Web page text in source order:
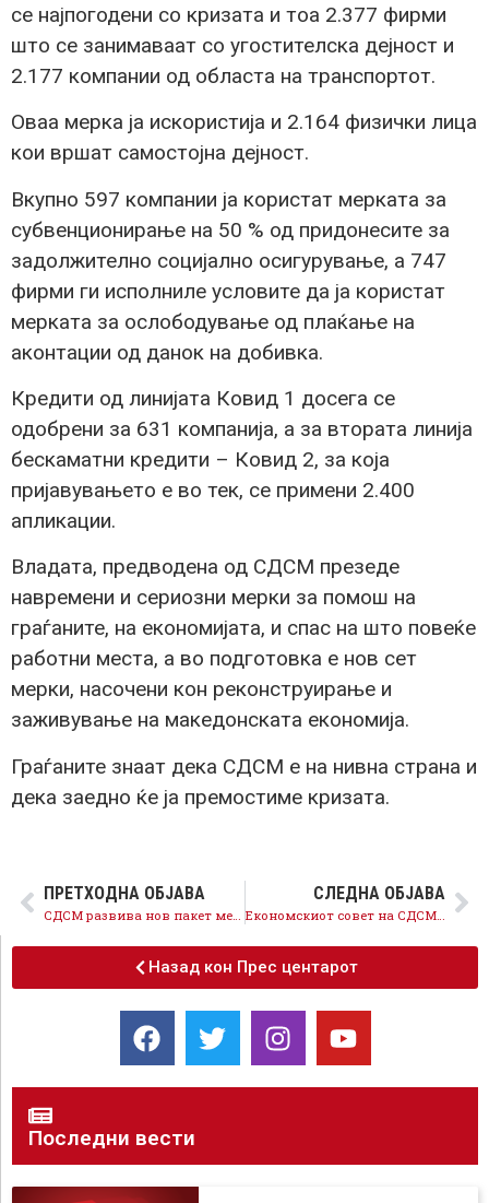
се најпогодени со кризата и тоа 2.377 фирми
што се занимаваат со угостителска дејност и
2.177 компании од областа на транспортот.
Оваа мерка ја искористија и 2.164 физички лица
кои вршат самостојна дејност.
Вкупно 597 компании ја користат мерката за
субвенционирање на 50 % од придонесите за
задолжително социјално осигурување, а 747
фирми ги исполниле условите да ја користат
мерката за ослободување од плаќање на
аконтации од данок на добивка.
Кредити од линијата Ковид 1 досега се
одобрени за 631 компанија, а за втората линија
бескаматни кредити – Ковид 2, за која
пријавувањето е во тек, се примени 2.400
апликации.
Владата, предводена од СДСМ презеде
навремени и сериозни мерки за помош на
граѓаните, на економијата, и спас на што повеќе
работни места, а во подготовка е нов сет
мерки, насочени кон реконструирање и
заживување на македонската економија.
Граѓаните знаат дека СДСМ е на нивна страна и
дека заедно ќе ја премостиме кризата.
ПРЕТХОДНА ОБЈАВА
СДСМ развива нов пакет мерки за реконструирање и заживување на економијата, досега 30.000 компании аплицирале за поддршка
СЛЕДНА ОБЈАВА
Економскиот совет на СДСМ утврди нов пакет економски мерки, Владата разговара, штом биде подготвена ќе ги објави
Назад кон Прес центарот
Последни вести